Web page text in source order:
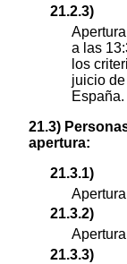
21.2.3)
a las
los
juicio
España.
21.3)
apertura:
21.3.1)
21.3.2)
21.3.3)